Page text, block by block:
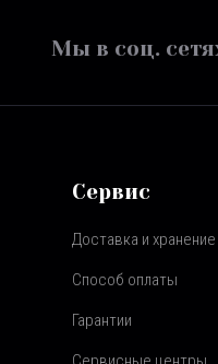
Мы в соц.
Сервис
Доставка и хранение
Способ оплаты
Гарантии